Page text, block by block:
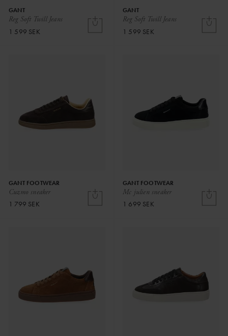
Reg Soft Twill Jeans
GANT
1 599 SEK
Reg Soft Twill Jeans
GANT
1 599 SEK
Cuzmo sneaker
GANT FOOTWEAR
1 799 SEK
Mc julien sneaker
GANT FOOTWEAR
1 699 SEK